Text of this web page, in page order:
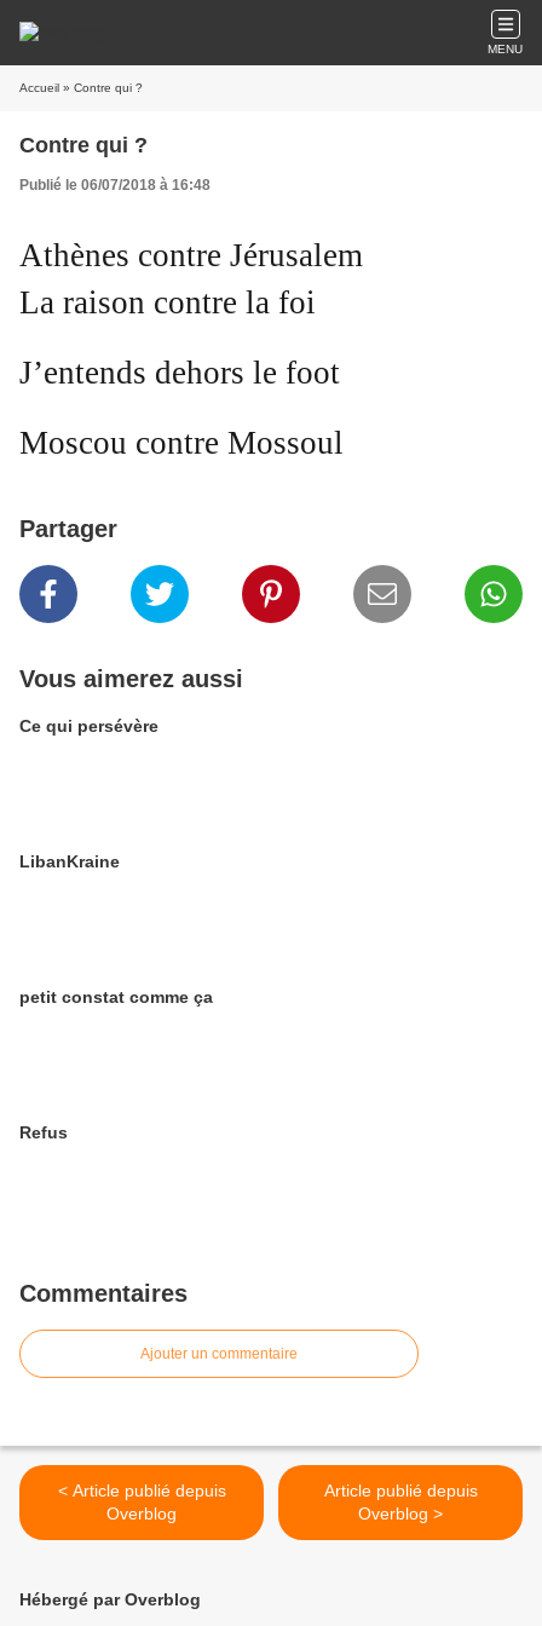
MENU
Accueil » Contre qui ?
Contre qui ?
Publié le 06/07/2018 à 16:48
Athènes contre Jérusalem
La raison contre la foi
J’entends dehors le foot
Moscou contre Mossoul
Partager
Vous aimerez aussi
Ce qui persévère
LibanKraine
petit constat comme ça
Refus
Commentaires
Ajouter un commentaire
< Article publié depuis
Overblog
Article publié depuis
Overblog >
Hébergé par Overblog